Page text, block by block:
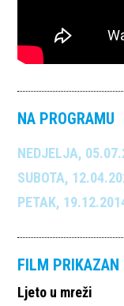
NA PROGRAMU
NEDJELJA,
SUBOTA,
PETAK,
FILM PRIKAZAN
Ljeto u mreži